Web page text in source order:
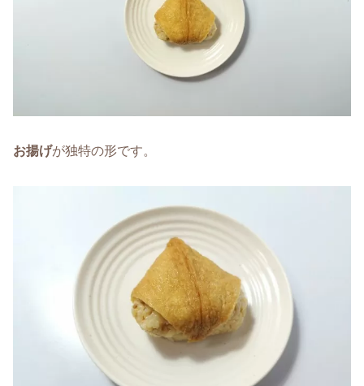
お揚げが独特の形です。